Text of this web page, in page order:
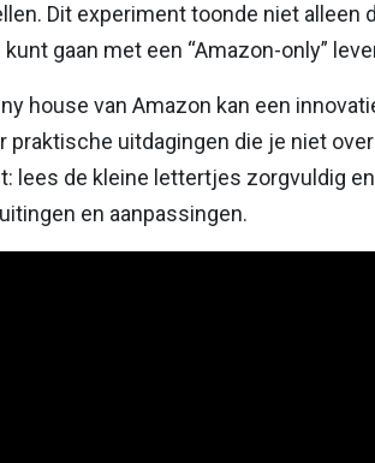
Dit experiment toonde niet alleen
kunt gaan met een “Amazon-only”
house van Amazon kan een
praktische uitdagingen die je niet
lees de kleine lettertjes zorgvuldig
en aanpassingen.